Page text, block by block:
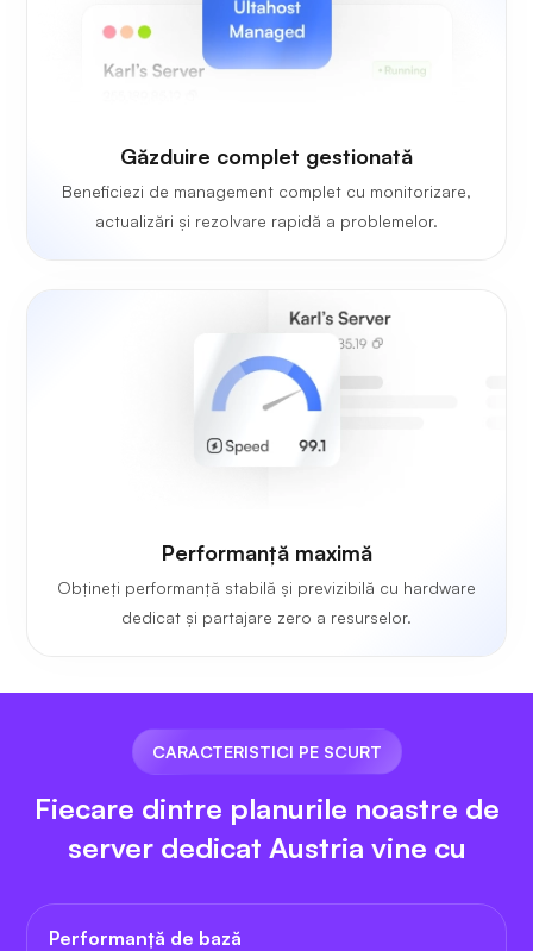
Găzduire complet gestionată
Beneficiezi de management complet cu monitorizare,
actualizări și rezolvare rapidă a problemelor.
Performanță maximă
Obțineți performanță stabilă și previzibilă cu hardware
dedicat și partajare zero a resurselor.
CARACTERISTICI PE SCURT
Fiecare dintre planurile noastre de
server dedicat Austria vine cu
Performanță de bază